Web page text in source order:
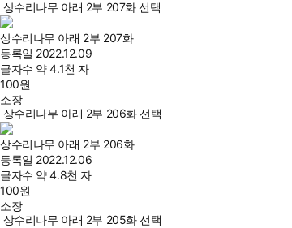
상수리나무 아래 2부 207화 선택
상수리나무 아래 2부 207화
등록일 2022.12.09
글자수 약 4.1천 자
100원
소장
상수리나무 아래 2부 206화 선택
상수리나무 아래 2부 206화
등록일 2022.12.06
글자수 약 4.8천 자
100원
소장
상수리나무 아래 2부 205화 선택